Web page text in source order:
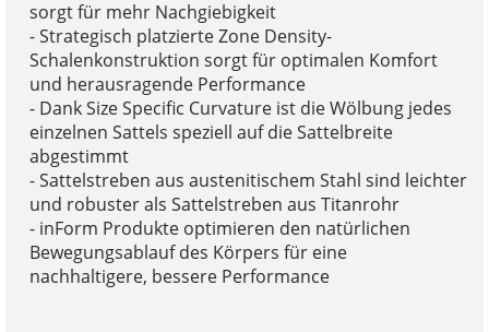
sorgt für mehr Nachgiebigkeit
- Strategisch platzierte Zone Density-
Schalenkonstruktion sorgt für optimalen Komfort
und herausragende Performance
- Dank Size Specific Curvature ist die Wölbung jedes
einzelnen Sattels speziell auf die Sattelbreite
abgestimmt
- Sattelstreben aus austenitischem Stahl sind leichter
und robuster als Sattelstreben aus Titanrohr
- inForm Produkte optimieren den natürlichen
Bewegungsablauf des Körpers für eine
nachhaltigere, bessere Performance